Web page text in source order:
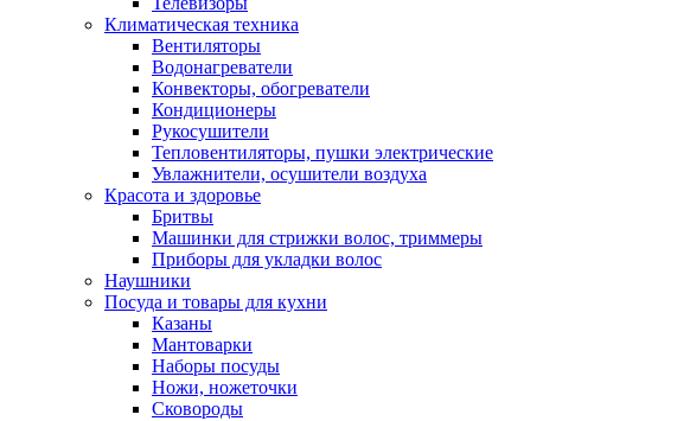
Климатическая техника
Вентиляторы
Водонагреватели
Конвекторы, обогреватели
Кондиционеры
Рукосушители
Тепловентиляторы, пушки электрические
Увлажнители, осушители воздуха
Красота и здоровье
Бритвы
Машинки для стрижки волос, триммеры
Приборы для укладки волос
Наушники
Посуда и товары для кухни
Казаны
Мантоварки
Наборы посуды
Ножи, ножеточки
Сковороды